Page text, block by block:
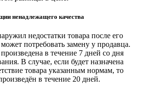
ненадлежащего качества
недостатки товара после его
потребовать замену у продавца.
в течение 7 дней со дня
В случае, если будет назначена
товара указанным нормам, то
в течение 20 дней.